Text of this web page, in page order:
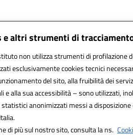
e altri strumenti di
non utilizza strumenti di profilazione
esclusivamente cookies tecnici
del sito, alla fruibilità dei
e alla sua accessibilità – sono utilizzati,
anonimizzati messi a disposizione
di più sul nostro sito, consulta la ns.